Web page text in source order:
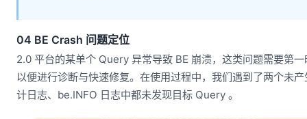
04 BE Crash 问题定位
2.0 平台的某单个 Query 异常导致 BE 崩溃，这类问题需要第
以便进行诊断与快速修复。在使用过程中，我们遇到了两个未
计日志、be.INFO 日志中都未发现目标 Query 。